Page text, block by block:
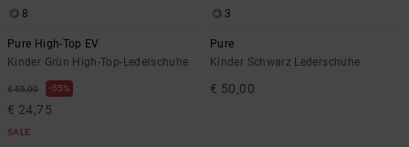
8
Pure High-Top EV
Kinder Grün High-Top-Lederschuhe
€ 55,00 55%
€ 24,75
SALE
3
Pure
Kinder Schwarz Lederschuhe
€ 50,00